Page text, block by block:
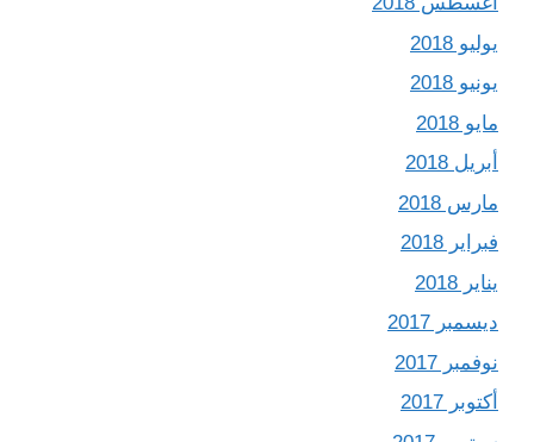
يوليو 2018
يونيو 2018
مايو 2018
أبريل 2018
مارس 2018
فبراير 2018
يناير 2018
ديسمبر 2017
نوفمبر 2017
أكتوبر 2017